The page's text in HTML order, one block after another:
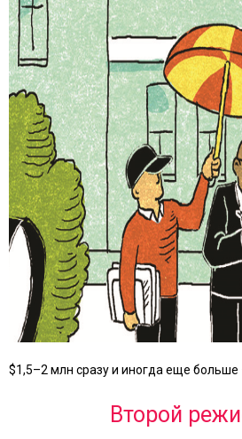
$1,5–2 млн сразу и иногда еще больше
Второй